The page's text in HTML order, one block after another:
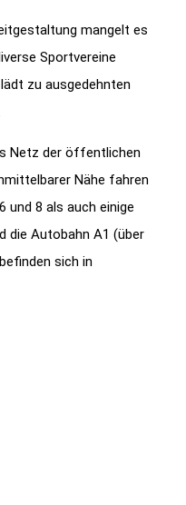
mangelt es
Sportvereine
zu ausgedehnten
Netz der öffentlichen
Nähe fahren
und 8 als auch einige
die Autobahn A1 (über
sich in